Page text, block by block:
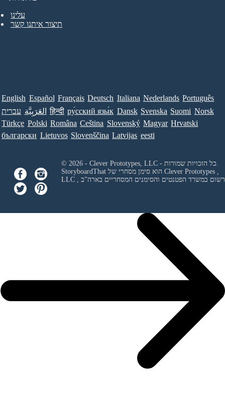
עלינו
תיצור איתנו קשר
English Español Français Deutsch Italiana Nederlands Português
עברית العَرَبِيَّة हिन्दी ру́сский язы́к Dansk Svenska Suomi Norsk
Türkçe Polski Româna Ceština Slovenský Magyar Hrvatski
български Lietuvos Slovenščina Latvijas eesti
© 2026 - Clever Prototypes, LLC - כל הזכויות שמורות.
Clever Prototypes ,
LLC
ורשום במשרד הפטנטים והסימנים המסחריים בארה"ב